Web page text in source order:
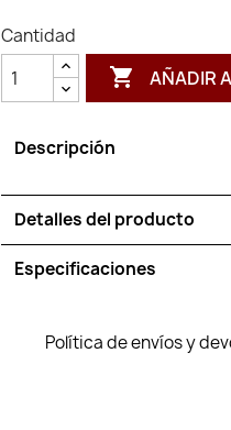
Cantidad
 AÑADIR
Descripción
Detalles del producto
Especificaciones
Política de envíos y